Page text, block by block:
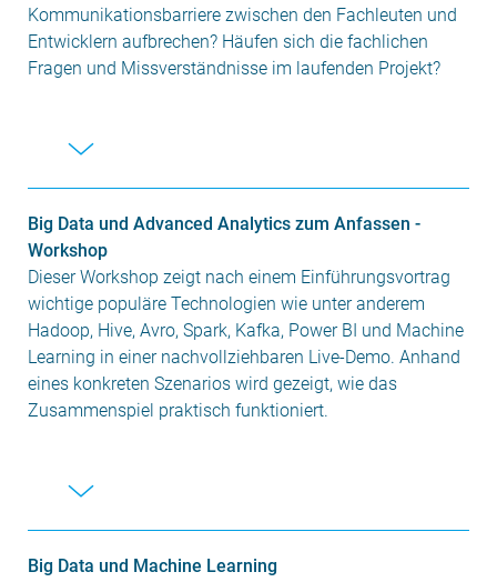
Kommunikationsbarriere zwischen den Fachleuten und
Entwicklern aufbrechen? Häufen sich die fachlichen
Fragen und Missverständnisse im laufenden Projekt?
Big Data und Advanced Analytics zum Anfassen -
Workshop
Dieser Workshop zeigt nach einem Einführungsvortrag
wichtige populäre Technologien wie unter anderem
Hadoop, Hive, Avro, Spark, Kafka, Power BI und Machine
Learning in einer nachvollziehbaren Live-Demo. Anhand
eines konkreten Szenarios wird gezeigt, wie das
Zusammenspiel praktisch funktioniert.
Big Data und Machine Learning